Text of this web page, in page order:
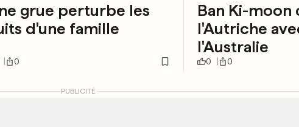
grue perturbe les
d'une famille
0
Ban Ki-moon
l'Autriche
l'Australie
0 0
PUBLICITÉ